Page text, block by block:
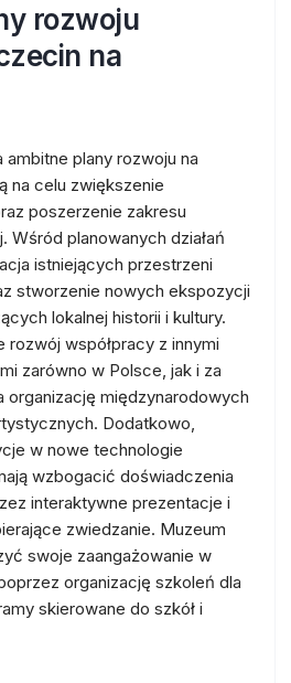
rozwoju
na
plany rozwoju na
na celu zwiększenie
poszerzenie zakresu
Wśród planowanych działań
istniejących przestrzeni
stworzenie nowych ekspozycji
lokalnej historii i kultury.
rozwój współpracy z innymi
zarówno w Polsce, jak i za
organizację międzynarodowych
Dodatkowo,
w nowe technologie
wzbogacić doświadczenia
interaktywne prezentacje i
zwiedzanie. Muzeum
swoje zaangażowanie w
organizację szkoleń dla
skierowane do szkół i